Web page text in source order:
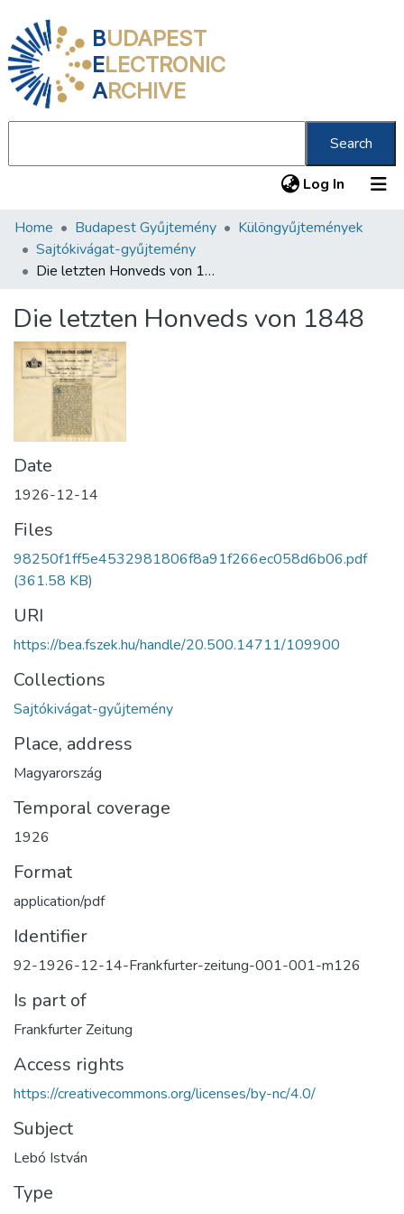
BUDAPEST
ELECTRONIC
ARCHIVE
Search
Log In (current)
Communities & Collections
All of DSpace
About us
Home Budapest Gyűjtemény
Különgyűjtemények
Sajtókivágat-gyűjtemény
Die letzten Honveds von 1848
Die letzten Honveds von 1848
Date
1926-12-14
Files
98250f1ff5e4532981806f8a91f266ec058d6b06.pdf
(361.58 KB)
URI
https://bea.fszek.hu/handle/20.500.14711/109900
Collections
Sajtókivágat-gyűjtemény
Place, address
Magyarország
Temporal coverage
1926
Format
application/pdf
Identifier
92-1926-12-14-Frankfurter-zeitung-001-001-m126
Is part of
Frankfurter Zeitung
Access rights
https://creativecommons.org/licenses/by-nc/4.0/
Subject
Lebó István
Type